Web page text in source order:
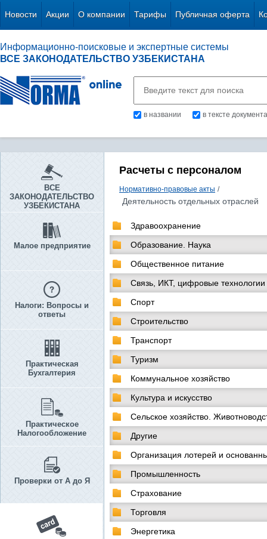
Новости Акции О компании Тарифы Публичная оферта
Информационно-поисковые и экспертные системы
ВСЕ ЗАКОНОДАТЕЛЬСТВО УЗБЕКИСТАНА
в названии в тексте документа
ВСЕ
ЗАКОНОДАТЕЛЬСТВО
УЗБЕКИСТАНА
Малое предприятие
Налоги: Вопросы и
ответы
Практическая
Бухгалтерия
Практическое
Налогообложение
Проверки от А до Я
Расчеты с персоналом
Нормативно-правовые акты /
Деятельность отдельных отраслей
Здравоохранение
Образование. Наука
Общественное питание
Связь, ИКТ, цифровые технологии
Спорт
Строительство
Транспорт
Туризм
Коммунальное хозяйство
Культура и искусство
Сельское хозяйство.
Другие
Организация лотерей и
Промышленность
Страхование
Торговля
Энергетика